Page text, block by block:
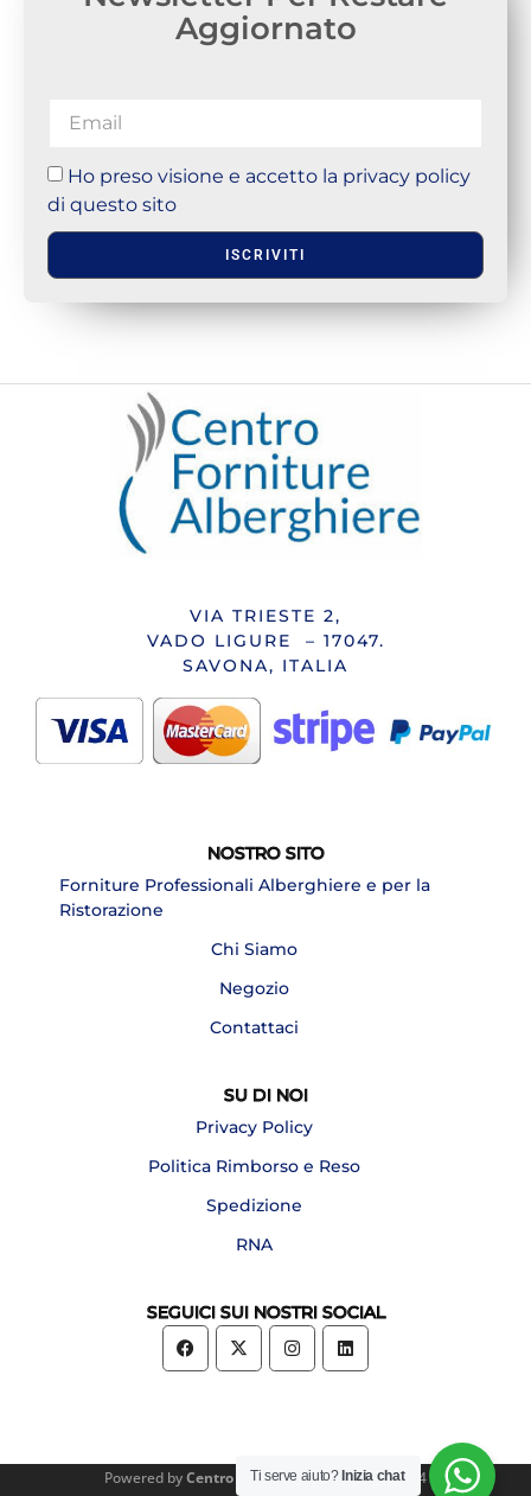
Aggiornato
Ho preso visione e accetto la privacy policy
di questo sito
ISCRIVITI
VIA TRIESTE 2,
VADO LIGURE – 17047.
SAVONA, ITALIA
NOSTRO SITO
Forniture Professionali Alberghiere e per la
Ristorazione
Chi Siamo
Negozio
Contattaci
SU DI NOI
Privacy Policy
Politica Rimborso e Reso
Spedizione
RNA
SEGUICI SUI NOSTRI SOCIAL
Powered byCentro Forniture Alberghiere2024
Ti serve aiuto? Inizia chat